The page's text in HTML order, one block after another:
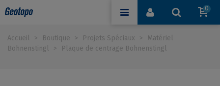
0
Accueil > Boutique > Projets Spéciaux >
Matériel
Bohnenstingl
> Plaque de centrage Bohnenstingl